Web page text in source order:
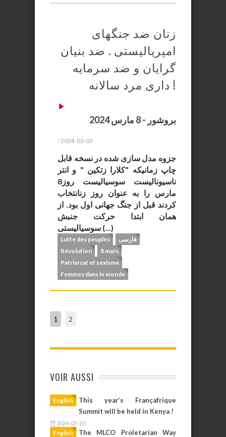
زنان ضد جنگهای
امپریالیستی . ضد بنیان
گرایان و ضد سرمایه
داری مرد سالانه !
بروشور - 8 مارس 2024
/ 2024-03-03
جزوه مدل سازی شده در نسخه قابل
چاپ زمانیکه "کلارا زتکین " و انتر
ناسیونالیست سوسیالیست روز8
مارس را به عنوان روز زنانتخاب
کردند قبل از جنگ جهانی اول بود. از
همان ابتدا حرکت جنبش
سوسیالیستی (…)
Lutte des peuples
فارسی
Révolution
8 mars
Patriarcat et sexisme
Femmes dans le monde
1 2
VOIR AUSSI
English
This year’s Françafrique
Summit will be held in Kenya !
2026-05-10
English
The MLCO Proletarian Way